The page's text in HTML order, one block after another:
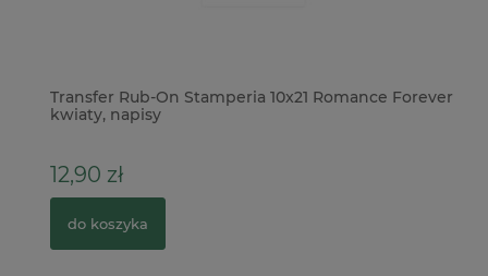
Transfer Rub-On Stamperia 10x21 Romance Forever
kwiaty, napisy
12,90 zł
do koszyka